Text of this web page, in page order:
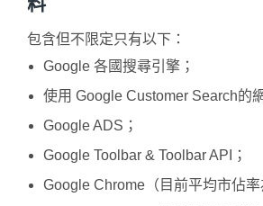
料
包含但不限定只有以下：
Google 各國搜尋引擎；
使用 Google Customer Search的
Google ADS；
Google Toolbar & Toolbar API；
Google Chrome（目前平均市佔率